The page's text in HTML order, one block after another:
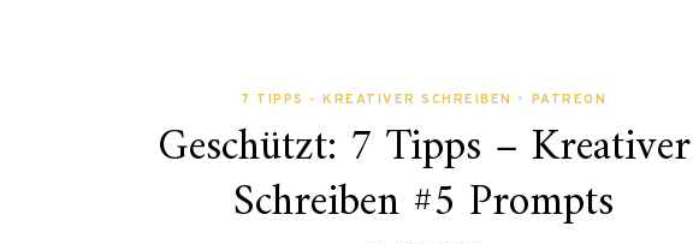
7 TIPPS - KREATIVER SCHREIBEN • PATREON
Geschützt: 7 Tipps – Kreativer
Schreiben #5 Prompts